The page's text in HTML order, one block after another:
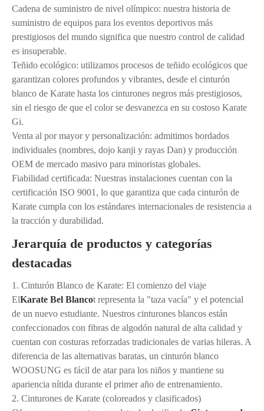
Cadena de suministro de nivel olímpico: nuestra historia de
suministro de equipos para los eventos deportivos más
prestigiosos del mundo significa que nuestro control de calidad
es insuperable.
Teñido ecológico: utilizamos procesos de teñido ecológicos que
garantizan colores profundos y vibrantes, desde el cinturón
blanco de Karate hasta los cinturones negros más prestigiosos,
sin el riesgo de que el color se desvanezca en su costoso Karate
Gi.
Venta al por mayor y personalización: admitimos bordados
individuales (nombres, dojo kanji y rayas Dan) y producción
OEM de mercado masivo para minoristas globales.
Fiabilidad certificada: Nuestras instalaciones cuentan con la
certificación ISO 9001, lo que garantiza que cada cinturón de
Karate cumpla con los estándares internacionales de resistencia a
la tracción y durabilidad.
Jerarquía de productos y categorías
destacadas
1. Cinturón Blanco de Karate: El comienzo del viaje
ElKarate Bel Blancot representa la "taza vacía" y el potencial
de un nuevo estudiante. Nuestros cinturones blancos están
confeccionados con fibras de algodón natural de alta calidad y
cuentan con costuras reforzadas tradicionales de varias hileras. A
diferencia de las alternativas baratas, un cinturón blanco
WOOSUNG es fácil de atar para los niños y mantiene su
apariencia nítida durante el primer año de entrenamiento.
2. Cinturones de Karate (coloreados y clasificados)